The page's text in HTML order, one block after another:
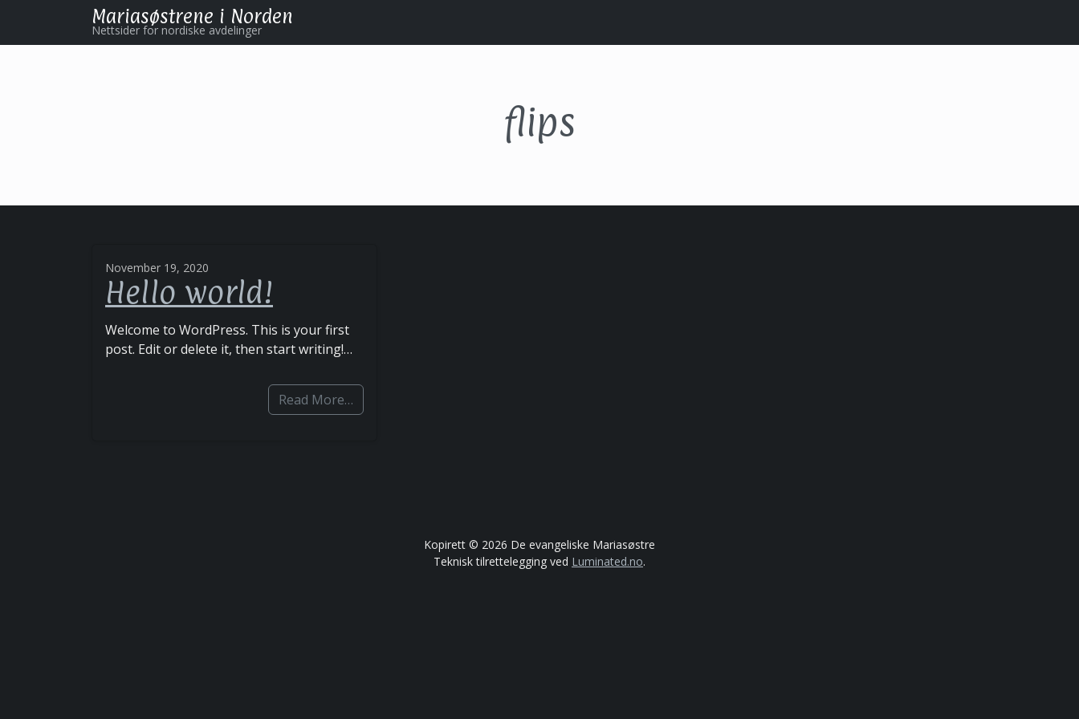
Mariasøstrene i Norden
Nettsider for nordiske avdelinger
flips
November 19, 2020
Hello world!
Welcome to WordPress. This is your first
post. Edit or delete it, then start writing!…
Read More…
Kopirett © 2026 De evangeliske Mariasøstre
Teknisk tilrettelegging ved Luminated.no.